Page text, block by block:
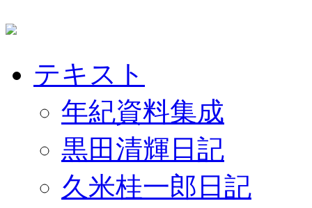
テキスト
年紀資料集成
黒田清輝日記
久米桂一郎日記